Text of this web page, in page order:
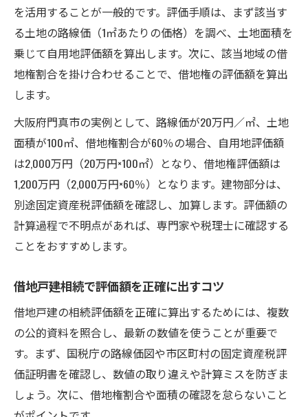
を活用することが一般的です。評価手順は、まず該当す
る土地の路線価（1㎡あたりの価格）を調べ、土地面積を
乗じて自用地評価額を算出します。次に、該当地域の借
地権割合を掛け合わせることで、借地権の評価額を算出
します。
大阪府門真市の実例として、路線価が20万円／㎡、土地
面積が100㎡、借地権割合が60％の場合、自用地評価額
は2,000万円（20万円×100㎡）となり、借地権評価額は
1,200万円（2,000万円×60％）となります。建物部分は、
別途固定資産税評価額を確認し、加算します。評価額の
計算過程で不明点があれば、専門家や税理士に確認する
ことをおすすめします。
借地戸建相続で評価額を正確に出すコツ
借地戸建の相続評価額を正確に算出するためには、複数
の公的資料を照合し、最新の数値を使うことが重要で
す。まず、国税庁の路線価図や市区町村の固定資産税評
価証明書を確認し、数値の取り違えや計算ミスを防ぎま
しょう。次に、借地権割合や面積の確認を怠らないこと